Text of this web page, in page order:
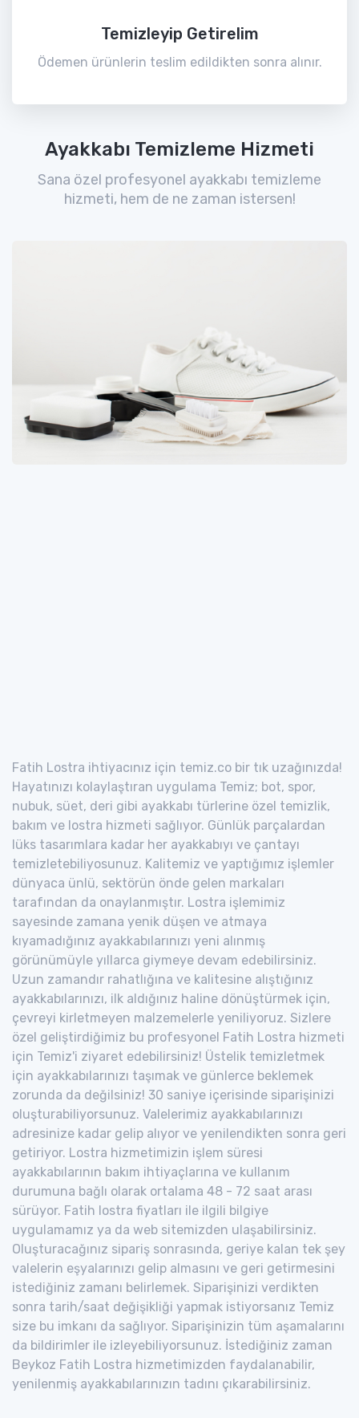
Temizleyip Getirelim
Ödemen ürünlerin teslim edildikten sonra alınır.
Ayakkabı Temizleme Hizmeti
Sana özel profesyonel ayakkabı temizleme
hizmeti, hem de ne zaman istersen!
Fatih Lostra ihtiyacınız için temiz.co bir tık uzağınızda!
Hayatınızı kolaylaştıran uygulama Temiz; bot, spor,
nubuk, süet, deri gibi ayakkabı türlerine özel temizlik,
bakım ve lostra hizmeti sağlıyor. Günlük parçalardan
lüks tasarımlara kadar her ayakkabıyı ve çantayı
temizletebiliyosunuz. Kalitemiz ve yaptığımız işlemler
dünyaca ünlü, sektörün önde gelen markaları
tarafından da onaylanmıştır. Lostra işlemimiz
sayesinde zamana yenik düşen ve atmaya
kıyamadığınız ayakkabılarınızı yeni alınmış
görünümüyle yıllarca giymeye devam edebilirsiniz.
Uzun zamandır rahatlığına ve kalitesine alıştığınız
ayakkabılarınızı, ilk aldığınız haline dönüştürmek için,
çevreyi kirletmeyen malzemelerle yeniliyoruz. Sizlere
özel geliştirdiğimiz bu profesyonel Fatih Lostra hizmeti
için Temiz'i ziyaret edebilirsiniz! Üstelik temizletmek
için ayakkabılarınızı taşımak ve günlerce beklemek
zorunda da değilsiniz! 30 saniye içerisinde siparişinizi
oluşturabiliyorsunuz. Valelerimiz ayakkabılarınızı
adresinize kadar gelip alıyor ve yenilendikten sonra geri
getiriyor. Lostra hizmetimizin işlem süresi
ayakkabılarının bakım ihtiyaçlarına ve kullanım
durumuna bağlı olarak ortalama 48 - 72 saat arası
sürüyor. Fatih lostra fiyatları ile ilgili bilgiye
uygulamamız ya da web sitemizden ulaşabilirsiniz.
Oluşturacağınız sipariş sonrasında, geriye kalan tek şey
valelerin eşyalarınızı gelip almasını ve geri getirmesini
istediğiniz zamanı belirlemek. Siparişinizi verdikten
sonra tarih/saat değişikliği yapmak istiyorsanız Temiz
size bu imkanı da sağlıyor. Siparişinizin tüm aşamalarını
da bildirimler ile izleyebiliyorsunuz. İstediğiniz zaman
Beykoz Fatih Lostra hizmetimizden faydalanabilir,
yenilenmiş ayakkabılarınızın tadını çıkarabilirsiniz.